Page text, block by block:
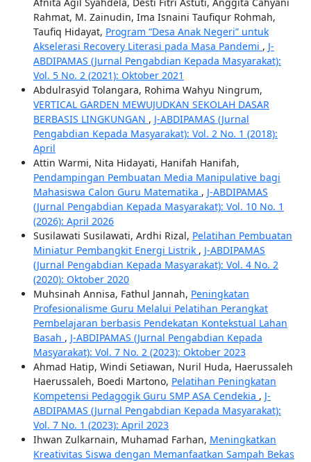
Rahmat, M. Zainudin, Ima Isnaini Taufiqur Rohmah,
Taufiq Hidayat, Program “Desa Anak Negeri” untuk
Akselerasi Recovery Literasi pada Masa Pandemi , J-
ABDIPAMAS (Jurnal Pengabdian Kepada Masyarakat):
Vol. 5 No. 2 (2021): Oktober 2021
Abdulrasyid Tolangara, Rohima Wahyu Ningrum,
VERTICAL GARDEN MEWUJUDKAN SEKOLAH DASAR
BERBASIS LINGKUNGAN , J-ABDIPAMAS (Jurnal
Pengabdian Kepada Masyarakat): Vol. 2 No. 1 (2018):
April
Attin Warmi, Nita Hidayati, Hanifah Hanifah,
Pendampingan Pembuatan Media Manipulative bagi
Mahasiswa Calon Guru Matematika , J-ABDIPAMAS
(Jurnal Pengabdian Kepada Masyarakat): Vol. 10 No. 1
(2026): April 2026
Susilawati Susilawati, Ardhi Rizal, Pelatihan Pembuatan
Miniatur Pembangkit Energi Listrik , J-ABDIPAMAS
(Jurnal Pengabdian Kepada Masyarakat): Vol. 4 No. 2
(2020): Oktober 2020
Muhsinah Annisa, Fathul Jannah, Peningkatan
Profesionalisme Guru Melalui Pelatihan Perangkat
Pembelajaran berbasis Pendekatan Kontekstual Lahan
Basah , J-ABDIPAMAS (Jurnal Pengabdian Kepada
Masyarakat): Vol. 7 No. 2 (2023): Oktober 2023
Ahmad Hatip, Windi Setiawan, Nuril Huda, Haerussaleh
Haerussaleh, Boedi Martono, Pelatihan Peningkatan
Kompetensi Pedagogik Guru SMP ASA Cendekia , J-
ABDIPAMAS (Jurnal Pengabdian Kepada Masyarakat):
Vol. 7 No. 1 (2023): April 2023
Ihwan Zulkarnain, Muhamad Farhan, Meningkatkan
Kreativitas Siswa dengan Memanfaatkan Sampah Bekas